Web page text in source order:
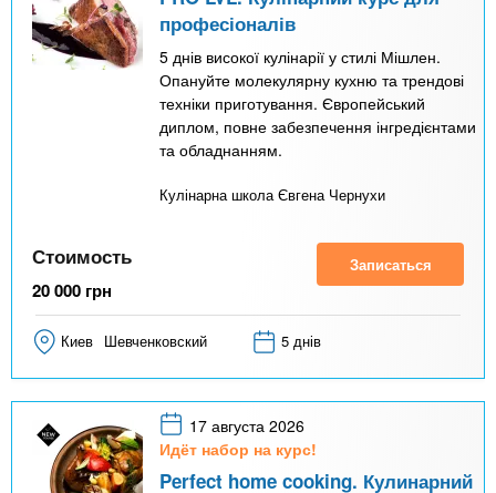
професіоналів
5 днів високої кулінарії у стилі Мішлен.
Опануйте молекулярну кухню та трендові
техніки приготування. Європейський
диплом, повне забезпечення інгредієнтами
та обладнанням.
Кулінарна школа Євгена Чернухи
Стоимость
20 000 грн
Записаться
Киев Шевченковский 5 днів
17 августа 2026
Идёт набор на курс!
Perfect home cooking. Кулинарний